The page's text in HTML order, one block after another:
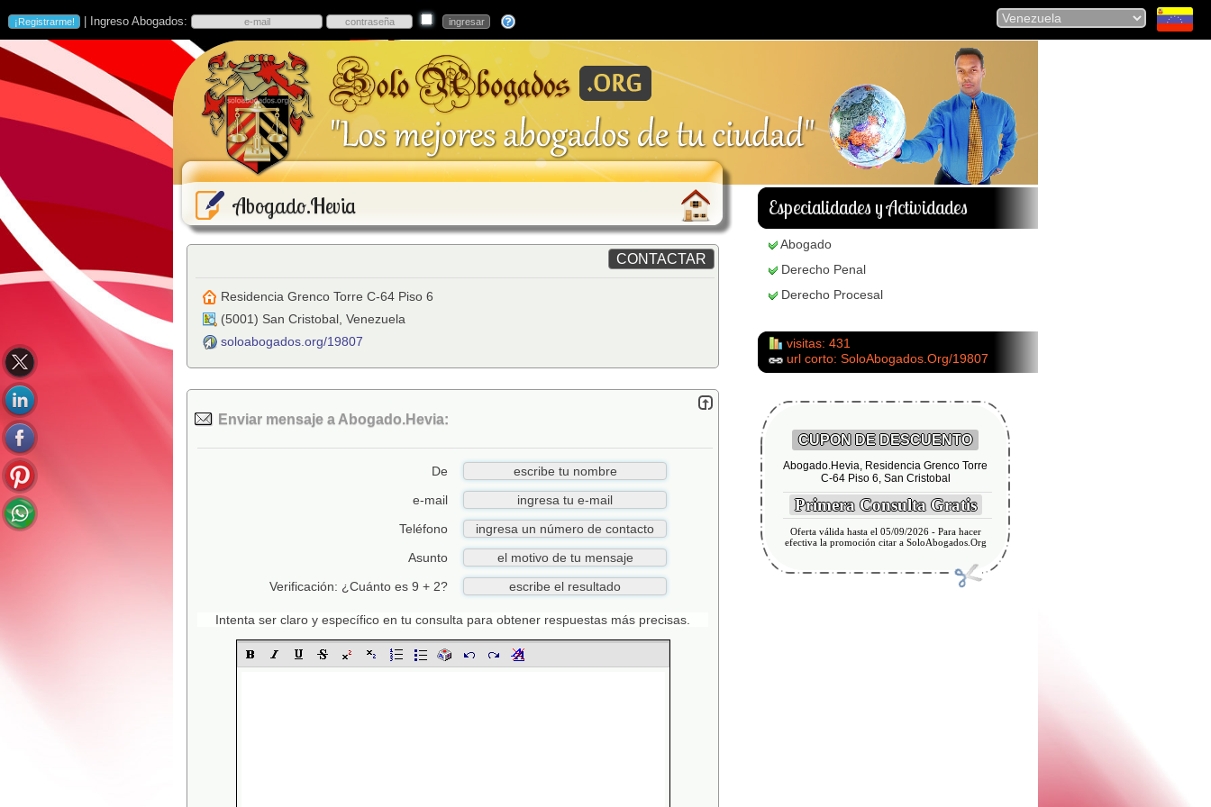
| Ingreso Abogados:
Abogado.Hevia Especialidades y Actividades
Residencia Grenco Torre C-64 Piso 6
(5001) San Cristobal Venezuela
soloabogados.org/19807
Enviar mensaje a Abogado.Hevia:
De
e-mail
Teléfono
Asunto
Verificación: ¿Cuánto es 9 + 2?
Intenta ser claro y específico en tu consulta para obtener respuestas más precisas.
Abogado
Derecho Penal
Derecho Procesal
visitas: 431
url corto: SoloAbogados.Org/19807
CUPON DE DESCUENTO
Abogado.Hevia, Residencia Grenco Torre
C-64 Piso 6, San Cristobal
Primera Consulta Gratis
Oferta válida hasta el 05/09/2026 - Para hacer
efectiva la promoción citar a SoloAbogados.Org